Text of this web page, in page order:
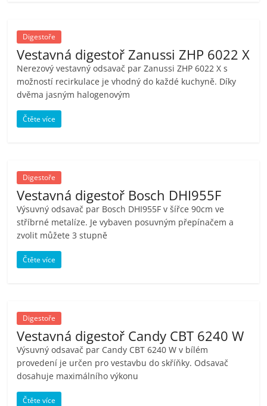
Digestoře
Vestavná digestoř Zanussi ZHP 6022 X
Nerezový vestavný odsavač par Zanussi ZHP 6022 X s
možností recirkulace je vhodný do každé kuchyně. Díky
dvěma jasným halogenovým
Čtěte více
Digestoře
Vestavná digestoř Bosch DHI955F
Výsuvný odsavač par Bosch DHI955F v šířce 90cm ve
stříbrné metalíze. Je vybaven posuvným přepínačem a
zvolit můžete 3 stupně
Čtěte více
Digestoře
Vestavná digestoř Candy CBT 6240 W
Výsuvný odsavač par Candy CBT 6240 W v bílém
provedení je určen pro vestavbu do skříňky. Odsavač
dosahuje maximálního výkonu
Čtěte více